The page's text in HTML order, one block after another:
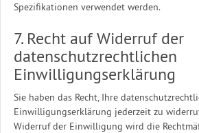
Spezifikationen verwendet werden.
7. Recht auf Widerruf der
datenschutzrechtlichen
Einwilligungserklärung
Sie haben das Recht, Ihre
Einwilligungserklärung jederzeit zu
Widerruf der Einwilligung wird die